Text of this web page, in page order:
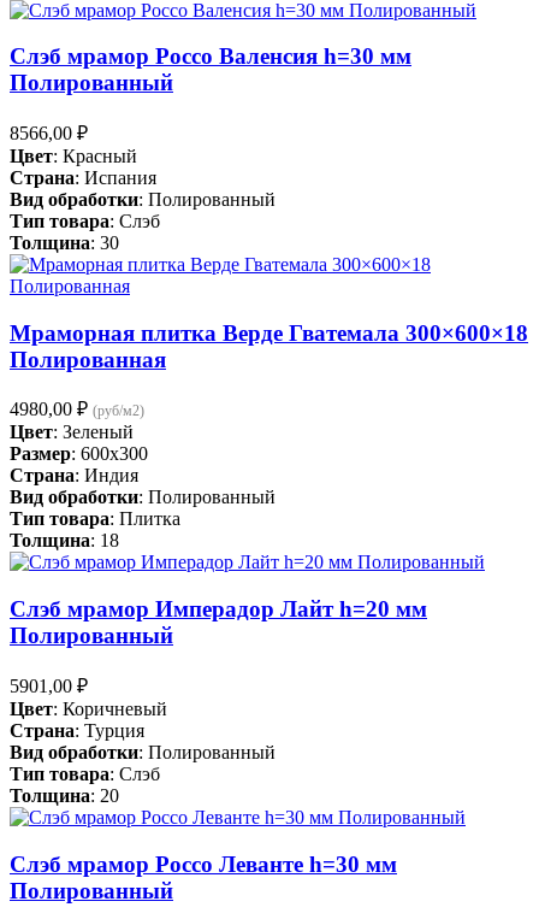
Слэб мрамор Россо Валенсия h=30 мм
Полированный
8566,00 ₽
Цвет: Красный
Страна: Испания
Вид обработки: Полированный
Тип товара: Слэб
Толщина: 30
Мраморная плитка Верде Гватемала 300×600×18
Полированная
4980,00 ₽ (руб/м2)
Цвет: Зеленый
Размер: 600x300
Страна: Индия
Вид обработки: Полированный
Тип товара: Плитка
Толщина: 18
Слэб мрамор Имперадор Лайт h=20 мм
Полированный
5901,00 ₽
Цвет: Коричневый
Страна: Турция
Вид обработки: Полированный
Тип товара: Слэб
Толщина: 20
Слэб мрамор Россо Леванте h=30 мм
Полированный